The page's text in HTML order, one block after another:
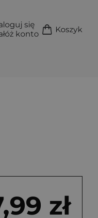
się
konto
Koszyk
zł